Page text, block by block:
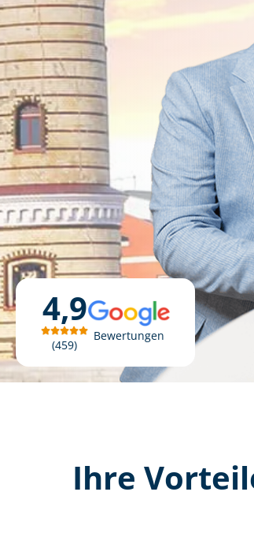
4,9
459
Bewertungen
Ihre